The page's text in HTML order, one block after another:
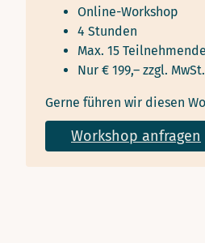
Online-Workshop
4 Stunden
Max. 15 Teilnehmende
Nur € 199,– zzgl. MwSt.
Gerne führen wir diesen
Workshop anfragen